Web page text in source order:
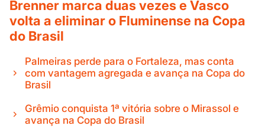
Brenner marca duas vezes e Vasco
volta a eliminar o Fluminense na Copa
do Brasil
Palmeiras perde para o Fortaleza, mas conta
com vantagem agregada e avança na Copa do
Brasil
Grêmio conquista 1ª vitória sobre o Mirassol e
avança na Copa do Brasil